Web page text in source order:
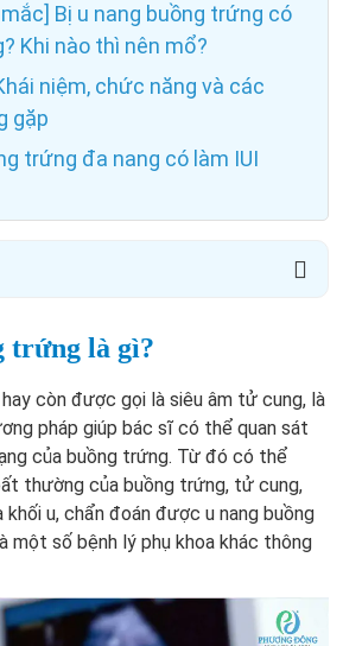
Bị u nang buồng trứng có
Khi nào thì nên mổ?
niệm, chức năng và các
gặp
trứng đa nang có làm IUI
trứng là gì?
còn được gọi là siêu âm tử cung, là
pháp giúp bác sĩ có thể quan sát
của buồng trứng. Từ đó có thể
thường của buồng trứng, tử cung,
u, chẩn đoán được u nang buồng
một số bệnh lý phụ khoa khác thông